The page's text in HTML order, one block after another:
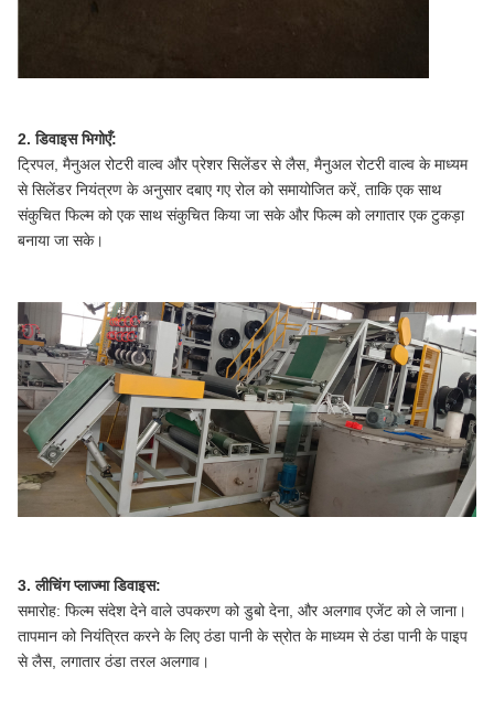
2. डिवाइस भिगोएँ:
ट्रिपल, मैनुअल रोटरी वाल्व और प्रेशर सिलेंडर से लैस, मैनुअल रोटरी वाल्व के माध्यम
से सिलेंडर नियंत्रण के अनुसार दबाए गए रोल को समायोजित करें, ताकि एक साथ
संकुचित फिल्म को एक साथ संकुचित किया जा सके और फिल्म को लगातार एक टुकड़ा
बनाया जा सके।
3. लीचिंग प्लाज्मा डिवाइस:
समारोह: फिल्म संदेश देने वाले उपकरण को डुबो देना, और अलगाव एजेंट को ले जाना।
तापमान को नियंत्रित करने के लिए ठंडा पानी के स्रोत के माध्यम से ठंडा पानी के पाइप
से लैस, लगातार ठंडा तरल अलगाव।